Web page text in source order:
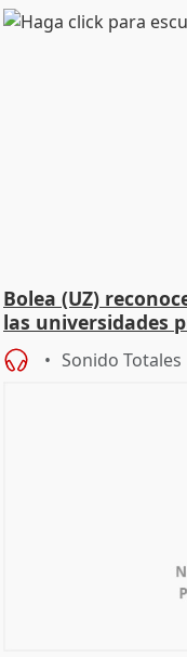
Bolea (UZ)
las universidades
Sonido Totales